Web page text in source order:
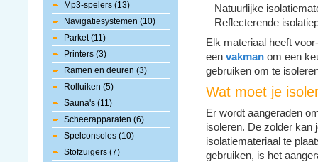
Mp3-spelers (13)
Navigatiesystemen (10)
Parket (11)
Printers (3)
Ramen en deuren (3)
Rolluiken (5)
Sauna's (11)
Scheerapparaten (6)
Spelconsoles (10)
Stofzuigers (7)
– Natuurlijke
– Reflecterende
Elk materiaal heeft
een vakman om een
gebruiken om te
Wat moet je
Er wordt aangeraden
isoleren. De zolder kan
isolatiemateriaal te
gebruiken, is het